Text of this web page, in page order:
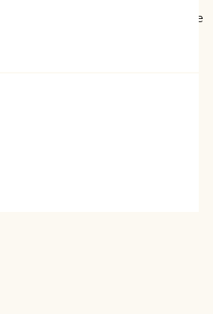
maar ook wat verrassende
menu te maken: hapjes,
Niel